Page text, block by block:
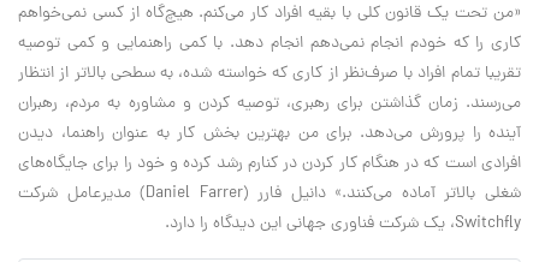
«من تحت یک قانون کلی با بقیه افراد کار می‌کنم. هیچ‌گاه از کسی نمی‌خواهم
کاری را که خودم انجام نمی‌دهم انجام دهد. با کمی راهنمایی و کمی توصیه
تقریبا تمام افراد با صرف‌نظر از کاری که خواسته شده، به سطحی بالاتر از انتظار
می‌رسند. زمان گذاشتن برای رهبری‌، توصیه کردن و مشاوره به مردم، رهبران
آینده را پرورش می‌دهد. برای من بهترین بخش کار به عنوان راهنما، دیدن
افرادی است که در هنگام کار کردن در کنارم رشد کرده و خود را برای جایگا‌ه‌های
شغلی بالاتر آماده می‌کنند.» دانیل فارر (Daniel Farrer) مدیرعامل شرکت
Switchfly، یک شرکت فناوری جهانی این دیدگاه را دارد.